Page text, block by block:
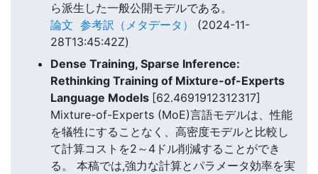
ら派生した一般公開モデルである。
論文 参考訳（メタデータ）
(2024-11-
28T13:45:42Z)
Dense Training, Sparse Inference:
Rethinking Training of Mixture-of-Experts
Language Models [62.4691912312317]
Mixture-of-Experts (MoE)言語モデルは、性能
を犠牲にすることなく、高密度モデルと比較し
て計算コストを2～4ドル削減することができ
る。 本稿では,強力な計算とパラメータ効率を実